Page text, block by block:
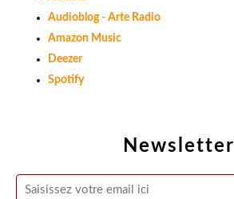
Newsletter
Audioblog - Arte Radio
Amazon Music
Deezer
Spotify